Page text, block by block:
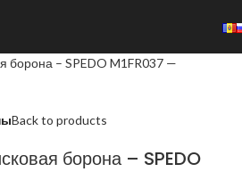
Back to products
борона – SPEDO